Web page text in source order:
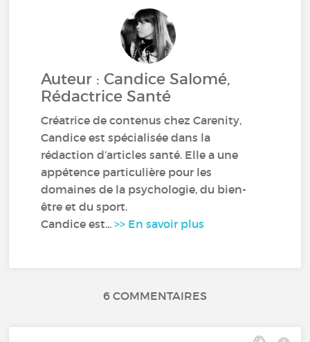
Auteur : Candice Salomé,
Rédactrice Santé
Créatrice de contenus chez Carenity,
Candice est spécialisée dans la
rédaction d’articles santé. Elle a une
appétence particulière pour les
domaines de la psychologie, du bien-
être et du sport.
Candice est...>> En savoir plus
6 COMMENTAIRES